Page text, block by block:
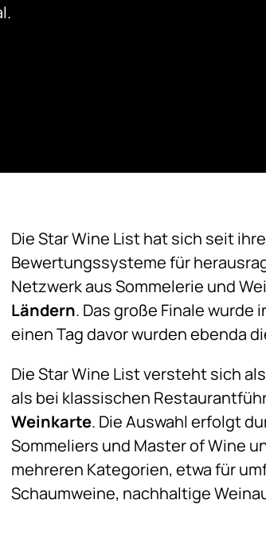
Die Star Wine List hat sich seit
Bewertungssysteme für
Netzwerk aus Sommelerie und
Ländern. Das große Finale wurde
einen Tag davor wurden ebenda
Die Star Wine List versteht sich
als bei klassischen
Weinkarte. Die Auswahl erfolgt
Sommeliers und Master of Wine
mehreren Kategorien, etwa für
Schaumweine, nachhaltige